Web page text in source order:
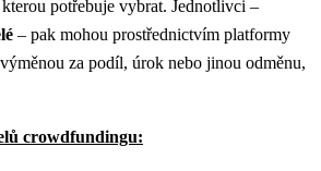
potřebuje vybrat. Jednotlivci –
– pak mohou prostřednictvím platformy
za podíl, úrok nebo jinou odměnu,
crowdfundingu: